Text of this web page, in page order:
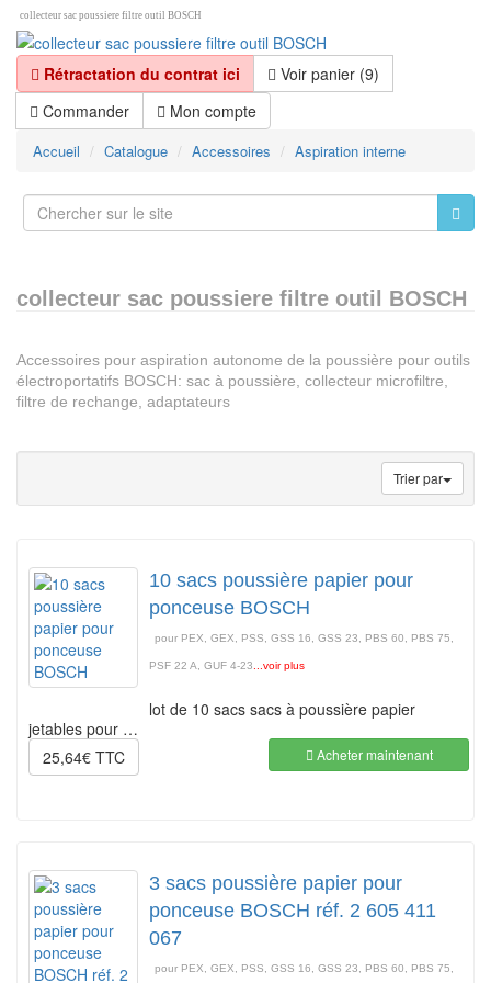
collecteur sac poussiere filtre outil BOSCH
Rétractation du contrat ici
Voir panier (9)
Commander
Mon compte
Accueil Catalogue Accessoires Aspiration interne
collecteur sac poussiere filtre outil BOSCH
Accessoires pour aspiration autonome de la poussière pour outils
électroportatifs BOSCH: sac à poussière, collecteur microfiltre,
filtre de rechange, adaptateurs
Trier par
10 sacs poussière papier pour
ponceuse BOSCH
pour PEX, GEX, PSS, GSS 16, GSS 23, PBS 60, PBS 75,
PSF 22 A, GUF 4-23 ...voir plus
lot de 10 sacs sacs à poussière papier
jetables pour …
25,64€ TTC
Acheter maintenant
3 sacs poussière papier pour
ponceuse BOSCH réf. 2 605 411
067
pour PEX, GEX, PSS, GSS 16, GSS 23, PBS 60, PBS 75,